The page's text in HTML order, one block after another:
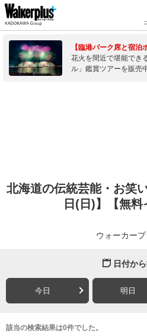
【臨港パーク席と宿泊
花火を間近で堪能でき
ル」鑑賞ツアーを販売
北海道の伝統芸能・お笑
日(日)】【無料
ウォーカー
日付か
今日 明日
該当の検索結果は0件でした。